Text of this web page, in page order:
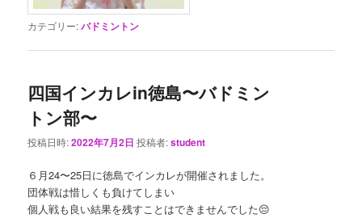
カテゴリー:バドミントン
四国インカレin徳島〜バドミン
トン部〜
投稿日時:2022年7月2日 投稿者:student
６月24〜25日に徳島でインカレが開催されました。
団体戦は惜しくも負けてしまい
個人戦も良い結果を残すことはできませんでした😔